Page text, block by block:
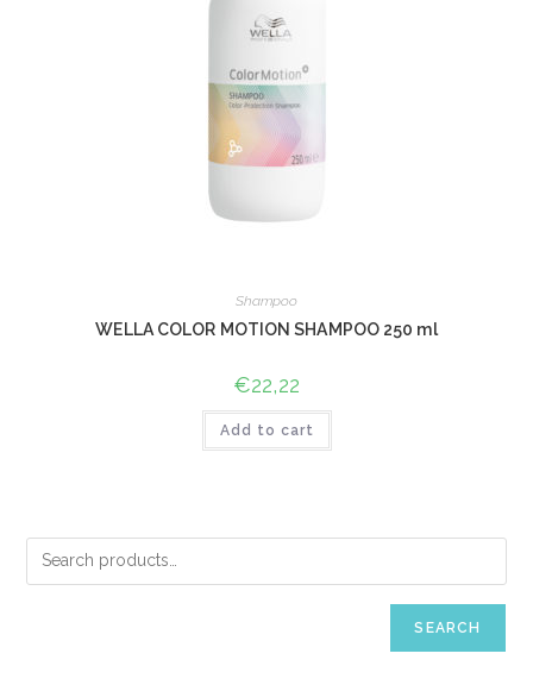
Shampoo
WELLA COLOR MOTION SHAMPOO 250 ml
€22,22
Add to cart
SEARCH